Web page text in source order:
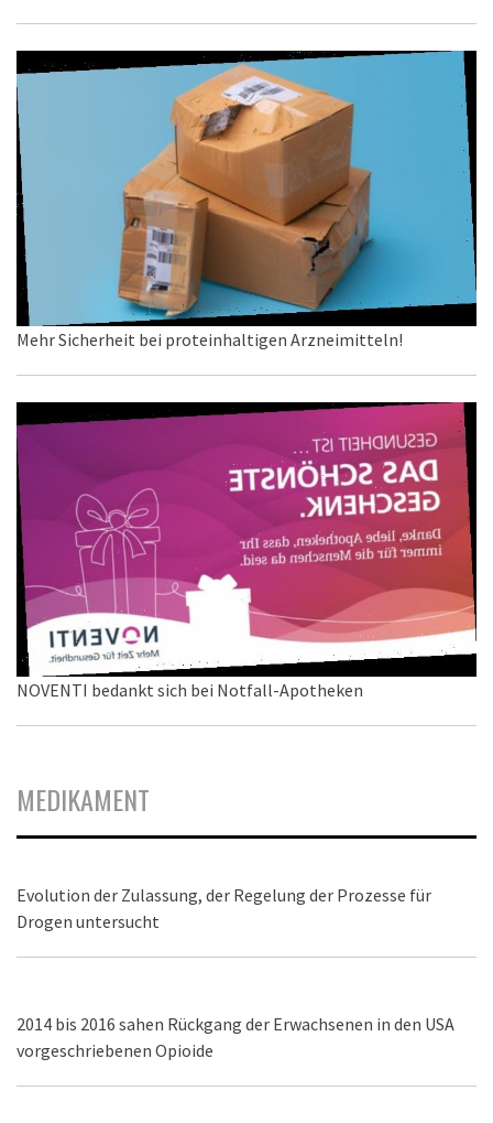
Mehr Sicherheit bei proteinhaltigen Arzneimitteln!
NOVENTI bedankt sich bei Notfall-Apotheken
MEDIKAMENT
Evolution der Zulassung, der Regelung der Prozesse für
Drogen untersucht
2014 bis 2016 sahen Rückgang der Erwachsenen in den USA
vorgeschriebenen Opioide